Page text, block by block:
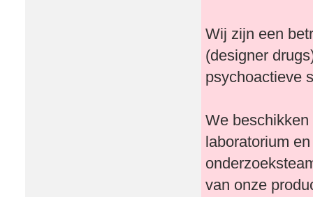
Wij zijn een
(designer
psychoactieve
We
laboratorium
van onze